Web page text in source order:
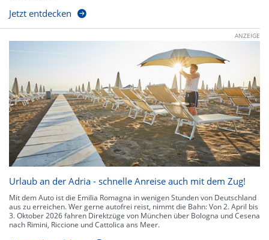
Jetzt entdecken
ANZEIGE
Urlaub an der Adria - schnelle Anreise auch mit dem Zug!
Mit dem Auto ist die Emilia Romagna in wenigen Stunden von Deutschland
aus zu erreichen. Wer gerne autofrei reist, nimmt die Bahn: Von 2. April bis
3. Oktober 2026 fahren Direktzüge von München über Bologna und Cesena
nach Rimini, Riccione und Cattolica ans Meer.